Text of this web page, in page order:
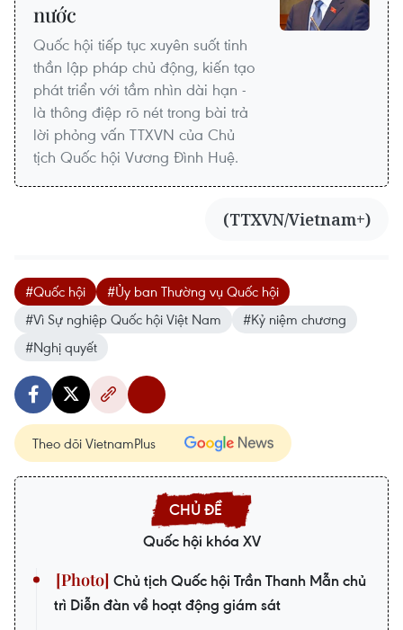
nước
Quốc hội tiếp tục xuyên suốt tinh
thần lập pháp chủ động, kiến tạo
phát triển với tầm nhìn dài hạn -
là thông điệp rõ nét trong bài trả
lời phỏng vấn TTXVN của Chủ
tịch Quốc hội Vương Đình Huệ.
(TTXVN/Vietnam+)
#Quốc hội
#Ủy ban Thường vụ Quốc hội
#Vì Sự nghiệp Quốc hội Việt Nam
#Kỷ niệm chương
#Nghị quyết
Theo dõi VietnamPlus
Quốc hội khóa XV
Chủ tịch Quốc hội Trần Thanh Mẫn chủ
trì Diễn đàn về hoạt động giám sát